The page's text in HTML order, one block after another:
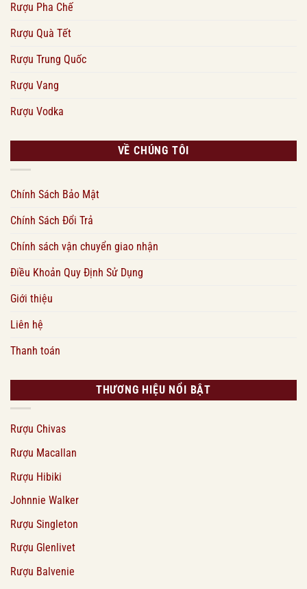
Rượu Pha Chế
Rượu Quà Tết
Rượu Trung Quốc
Rượu Vang
Rượu Vodka
VỀ CHÚNG TÔI
Chính Sách Bảo Mật
Chính Sách Đổi Trả
Chính sách vận chuyển giao nhận
Điều Khoản Quy Định Sử Dụng
Giới thiệu
Liên hệ
Thanh toán
THƯƠNG HIỆU NỔI BẬT
Rượu Chivas
Rượu Macallan
Rượu Hibiki
Johnnie Walker
Rượu Singleton
Rượu Glenlivet
Rượu Balvenie